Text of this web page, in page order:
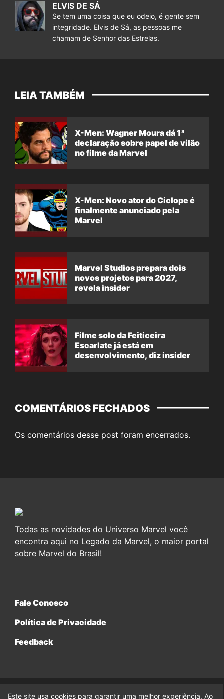
ELVIS DE SÁ
Se tem uma coisa que eu odeio, é gente sem
integridade. Elvis de Sá, as pessoas me
chamam de Senhor das Estrelas.
LEIA TAMBÉM
X-Men: Wagner Moura dá 1ª
declaração sobre papel de vilão
no filme da Marvel
X-Men: Novo ator do Ciclope é
finalmente anunciado pela
Marvel
Marvel Studios prepara dois
novos projetos para 2027,
revela insider
Filme solo da Feiticeira
Escarlate já está em
desenvolvimento, diz insider
COMENTÁRIOS FECHADOS
Os comentários desse post foram encerrados.
Todas as novidades do Universo Marvel você
encontra aqui no Legado da Marvel, o maior portal
sobre Marvel do Brasil!
Fale Conosco
Política de Privacidade
Feedback
© 2017-2026 Legado da Marvel, uma empresa da Legado
Este site usa cookies para garantir uma melhor experiência. Ao